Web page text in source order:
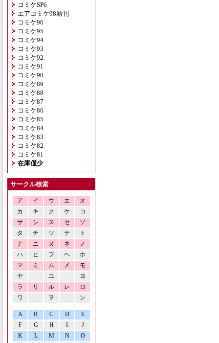
コミケSP6
エアコミケ98新刊
コミケ96
コミケ95
コミケ94
コミケ93
コミケ92
コミケ91
コミケ90
コミケ89
コミケ88
コミケ87
コミケ86
コミケ85
コミケ84
コミケ83
コミケ82
コミケ81
在庫僅少
サークル検索
ア イ ウ エ
オ
カ
キ ク ケ
コ
サ
シ ス セ
ソ
タ
チ ツ テ
ト
ナ
ニ ヌ ネ
ノ
ハ
ヒ フ ヘ
ホ
マ
ミ ム メ
モ
ヤ
ユ
ヨ
ラ
リ ル レ
ロ
ワ
ヲ ン
A B C D
E
F
G H I
J
K
L M N O